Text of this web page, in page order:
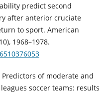
predict second
after anterior cruciate
to sport. American
1968–1978.
Predictors of moderate and
soccer teams: results